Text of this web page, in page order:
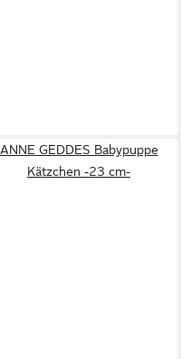
ANNE GEDDES Babypuppe
Kätzchen -23 cm-